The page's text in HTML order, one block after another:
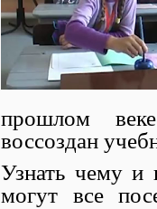
прошлом
воссоздан
Узнать чему и
могут все